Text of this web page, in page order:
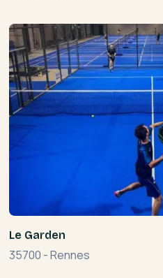
Le Garden
35700 -Rennes